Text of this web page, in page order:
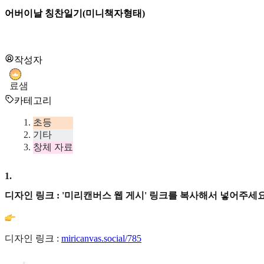
어버이날 칭찬일기(미니책자형태)
작성자
료샘
카테고리
초등
기타
창체 자료
1.
디자인 링크 : '미리캔버스 웹 게시' 링크를 복사해서 넣어주세
디자인 링크 : miricanvas.social/785